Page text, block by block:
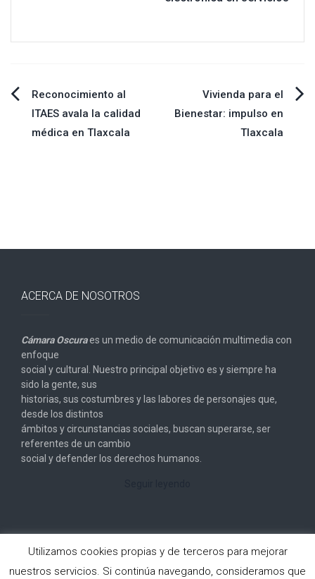
Navegación
de
Reconocimiento al
ITAES avala la calidad
médica en Tlaxcala
Vivienda para el
Bienestar: impulso en
Tlaxcala
ACERCA DE NOSOTROS
Cámara Oscuraes un medio de comunicación multimedia con
enfoque
social y cultural. Nuestro principal objetivo es y siempre ha
sido la gente, sus
historias, sus costumbres y las labores de personajes que,
desde los distintos
ámbitos y circunstancias sociales, buscan superarse, ser
referentes de un cambio
social y defender los derechos humanos.
Copyright © 2026Cámara Oscura. All rights reserved.
Utilizamos cookies propias y de terceros para mejorar
nuestros servicios. Si continúa navegando, consideramos que